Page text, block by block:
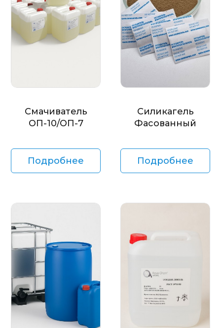
Смачиватель
ОП-10/ОП-7
Подробнее
Силикагель
Фасованный
Подробнее